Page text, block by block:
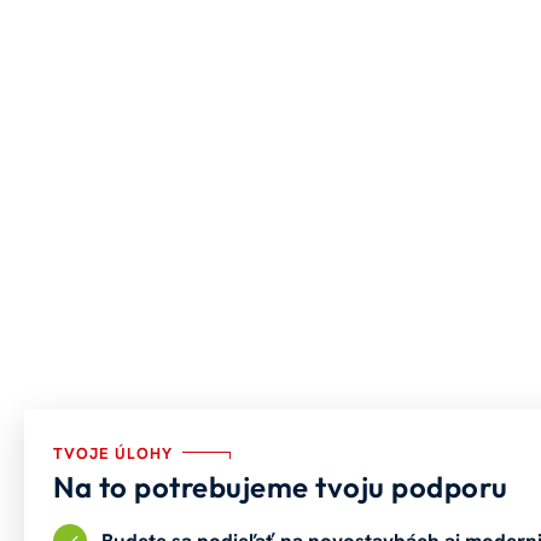
TVOJE ÚLOHY
Na to potrebujeme tvoju podporu